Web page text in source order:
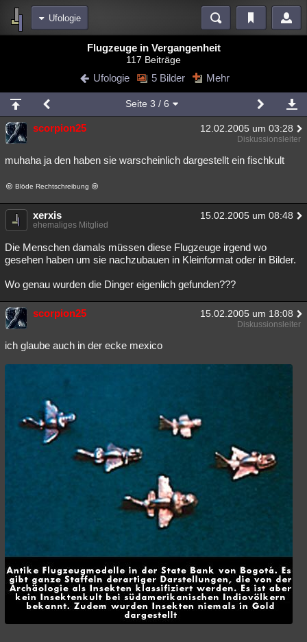
Ufologie
Blogs
Chat Wiki Neuigkeiten
meine Rubriken
Menschen Wissenschaft Mystery Kriminalfälle
Spiritualität Verschwörungen Technologie Ufologie
Natur Umfragen
weitere Rubriken
Philosophie Träume
Astronomie Helpdesk Gruppen Gaming Filme
Musik Clash Verbesserungen Allmystery
Übersichten
Besucht Geschlossen
Lesenswert Schlüsselwörter
Flugzeuge in Vergangenheit
117 Beiträge
Ufologie 5 Bilder Mehr
Seite 3 / 6
scorpion25 12.02.2005 um 03:28
Diskussionsleiter
muhaha ja den haben sie warscheinlich dargestellt ein fischkult
Blöde Rechtschreibung
xerxis 15.02.2005 um 08:48
ehemaliges Mitglied
Die Menschen damals müssen diese Flugzeuge irgend wo
gesehen haben um sie nachzubauen in Kleinformat oder in Bilder.
Wo genau wurden die Dinger eigenlich gefunden???
scorpion25 15.02.2005 um 18:08
Diskussionsleiter
ich glaube auch in der ecke mexico